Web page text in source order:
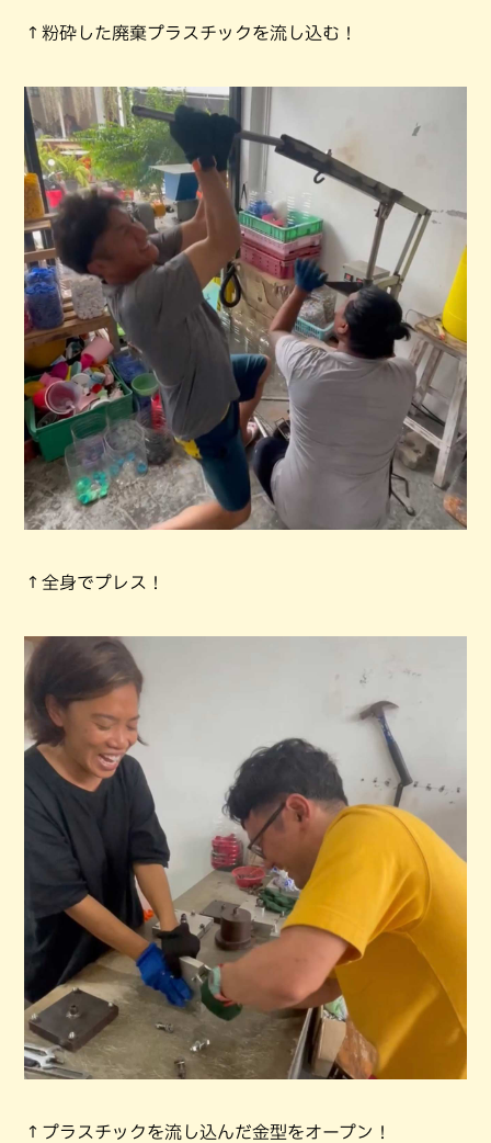
↑粉砕した廃棄プラスチックを流し込む！
↑全身でプレス！
↑プラスチックを流し込んだ金型をオープン！